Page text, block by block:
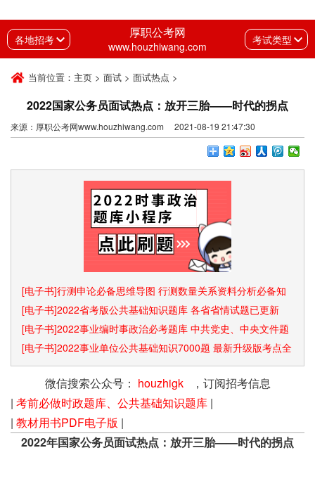
各地招考 厚职公考网
www.houzhiwang.com 考试类型
当前位置： 主页 > 面试 > 面试热点 >
2022国家公务员面试热点：放开三胎——时代的拐点
来源：厚职公考网www.houzhiwang.com 2021-08-19 21:47:30
[电子书]行测申论必备思维导图 行测数量关系资料分析必备知
识点和速算技巧
[电子书]2022省考版公共基础知识题库 各省省情试题已更新
[电子书]2022事业编时事政治必考题库 中共党史、中央文件题
库已更新
[电子书]2022事业单位公共基础知识7000题 最新升级版考点全
覆盖
微信搜索公众号： houzhigk，订阅招考信息
| 考前必做时政题库、公共基础知识题库 |
| 教材用书PDF电子版 |
2022年国家公务员面试热点：放开三胎——时代的拐点